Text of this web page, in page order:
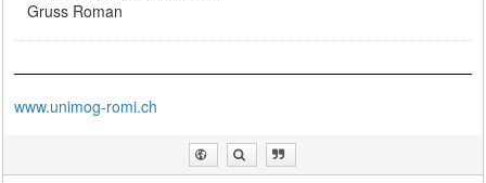
Gruss Roman
www.unimog-romi.ch